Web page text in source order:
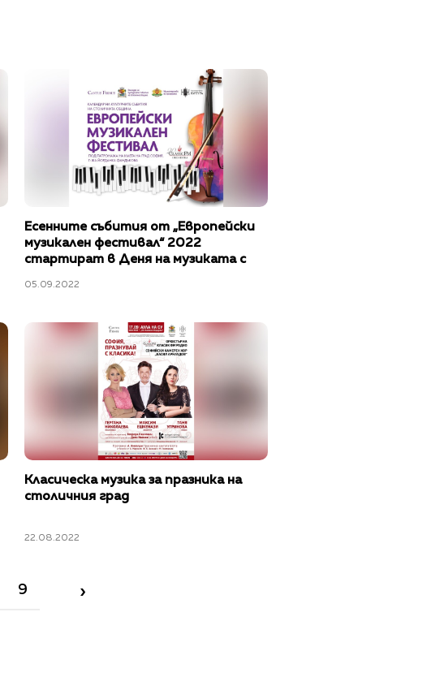
Есенните събития от „Европейски
музикален фестивал“ 2022
стартират в Деня на музиката с
05.09.2022
Класическа музика за празника на
столичния град
22.08.2022
9 ›